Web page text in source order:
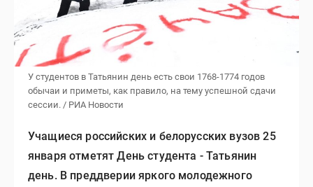
У студентов в Татьянин день есть свои 1768-1774 годов
обычаи и приметы, как правило, на тему успешной сдачи
сессии. / РИА Новости
Учащиеся российских и белорусских вузов 25
января отметят День студента - Татьянин
день. В преддверии яркого молодежного